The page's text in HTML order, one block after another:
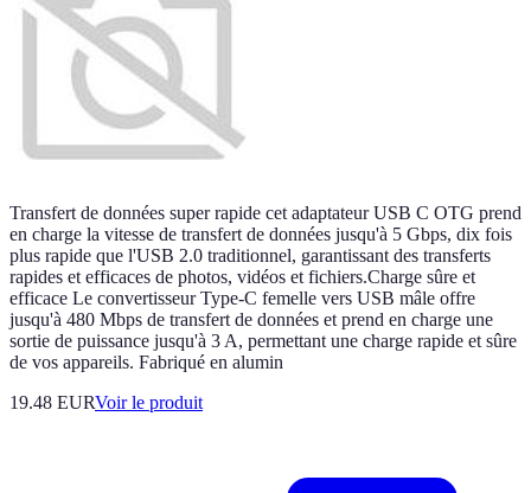
Transfert de données super rapide cet adaptateur USB C OTG prend
en charge la vitesse de transfert de données jusqu'à 5 Gbps, dix fois
plus rapide que l'USB 2.0 traditionnel, garantissant des transferts
rapides et efficaces de photos, vidéos et fichiers.Charge sûre et
efficace Le convertisseur Type-C femelle vers USB mâle offre
jusqu'à 480 Mbps de transfert de données et prend en charge une
sortie de puissance jusqu'à 3 A, permettant une charge rapide et sûre
de vos appareils. Fabriqué en alumin
19.48 EURVoir le produit